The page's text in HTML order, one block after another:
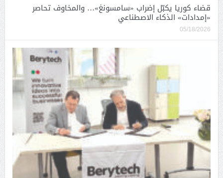
قضاء كوريا يكبّل إضراب «سامسونغ»… والمخاوف تحاصر
«إمدادات» الذكاء الاصطناعي
05/18/2026